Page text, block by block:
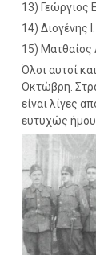
13) Γεώργιος
14) Διογένης
15) Ματθαίος
Όλοι αυτοί
Οκτώβρη.
είναι λίγες
ευτυχώς